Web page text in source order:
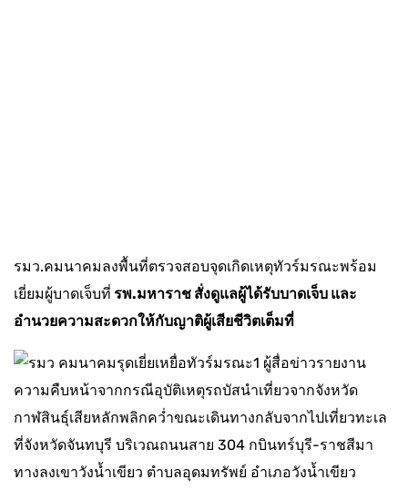
รมว.คมนาคมลงพื้นที่ตรวจสอบจุดเกิดเหตุทัวร์มรณะพร้อม
เยี่ยมผู้บาดเจ็บที่ รพ.มหาราช สั่งดูแลผู้ได้รับบาดเจ็บ และ
อำนวยความสะดวกให้กับญาติผู้เสียชีวิตเต็มที่
ผู้สื่อข่าวรายงาน
ความคืบหน้าจากกรณีอุบัติเหตุรถบัสนำเที่ยวจากจังหวัด
กาฬสินธุ์เสียหลักพลิกคว่ำขณะเดินทางกลับจากไปเที่ยวทะเล
ที่จังหวัดจันทบุรี บริเวณถนนสาย 304 กบินทร์บุรี-ราชสีมา
ทางลงเขาวังน้ำเขียว ตำบลอุดมทรัพย์ อำเภอวังน้ำเขียว